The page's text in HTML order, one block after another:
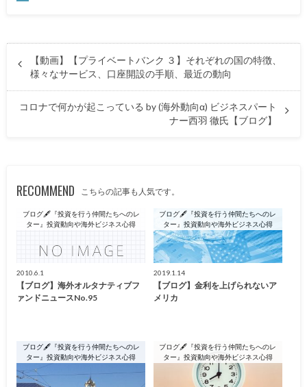
【動画】【プライベートバンク ３】それぞれの国の特徴、
様々なサービス、口座開設の手順、最近の動向
コロナで何かが起こっている by (海外動向α) ビジネスパート
ナー西羽 徹氏【ブログ】
RECOMMEND こちらの記事も人気です。
ブログ🖋『投資を行う仲間たちへのレ
ター』投資動向や海外ビジネス心得
2010.6.1
【ブログ】海外オルタナティブフ
ァンドニュースNo.95
ブログ🖋『投資を行う仲間たちへのレ
ター』投資動向や海外ビジネス心得
2019.1.14
【ブログ】金利を上げられないア
メリカ
ブログ🖋『投資を行う仲間たちへのレ
ター』投資動向や海外ビジネス心得
ブログ🖋『投資を行う仲間たちへのレ
ター』投資動向や海外ビジネス心得